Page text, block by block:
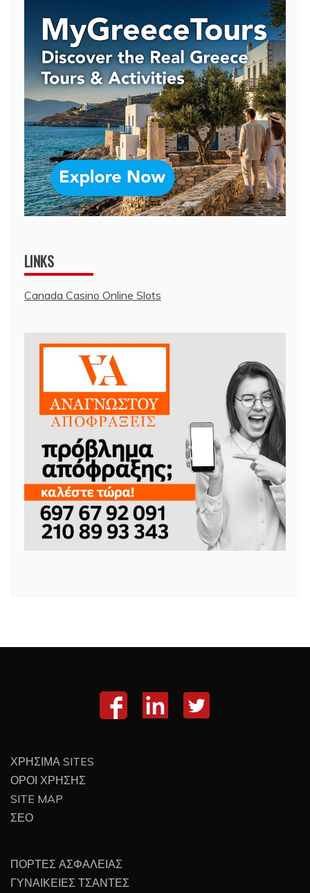
LINKS
Canada Casino Online Slots
ΧΡΗΣΙΜΑ SITES
ΟΡΟΙ ΧΡΗΣΗΣ
SITE MAP
ΣΕΟ
ΠΟΡΤΕΣ ΑΣΦΑΛΕΙΑΣ
ΓΥΝΑΙΚΕΙΕΣ ΤΣΑΝΤΕΣ